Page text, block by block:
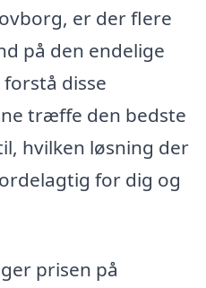
er der flere
på den endelige
disse
træffe den bedste
hvilken løsning der
for dig og
prisen på